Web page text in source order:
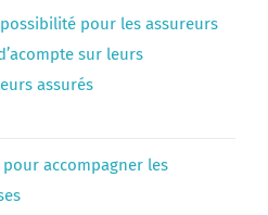
pour les assureurs
sur leurs
assurés
accompagner les